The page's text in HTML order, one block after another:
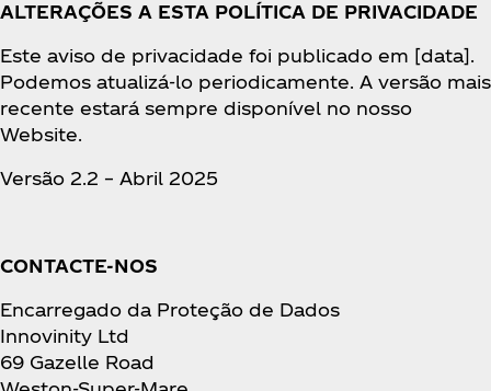
ALTERAÇÕES A ESTA POLÍTICA DE PRIVACIDADE
Este aviso de privacidade foi publicado em [data].
Podemos atualizá-lo periodicamente. A versão mais
recente estará sempre disponível no nosso
Website.
Versão 2.2 – Abril 2025
CONTACTE-NOS
Encarregado da Proteção de Dados
Innovinity Ltd
69 Gazelle Road